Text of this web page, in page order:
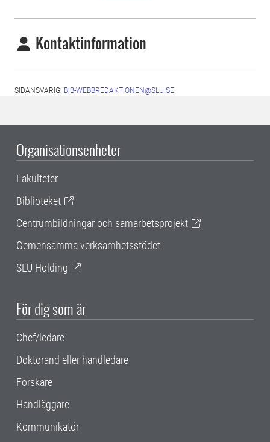
Kontaktinformation
SIDANSVARIG: BIB-WEBBREDAKTIONEN@SLU.SE
Organisationsenheter
Fakulteter
Biblioteket
Centrumbildningar och samarbetsprojekt
Gemensamma verksamhetsstödet
SLU Holding
För dig som är
Chef/ledare
Doktorand eller handledare
Forskare
Handläggare
Kommunikatör